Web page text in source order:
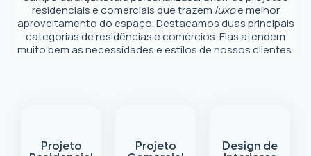
residenciais e comerciais que trazem luxoe melhor
aproveitamento do espaço. Destacamos duas principais
categorias de residências e comércios. Elas atendem
muito bem as necessidades e estilos de nossos clientes.
Projeto
Projeto
Design de